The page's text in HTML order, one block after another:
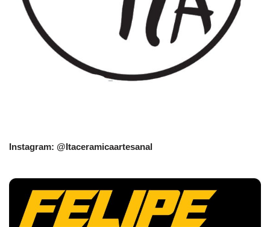
Instagram: @Itaceramicaartesanal